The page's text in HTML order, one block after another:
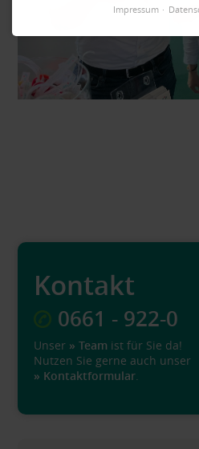
Kontakt
0661 - 922-0
Unser » Team ist für Sie da!
Nutzen Sie gerne auch unser
» Kontaktformular.
Impressum